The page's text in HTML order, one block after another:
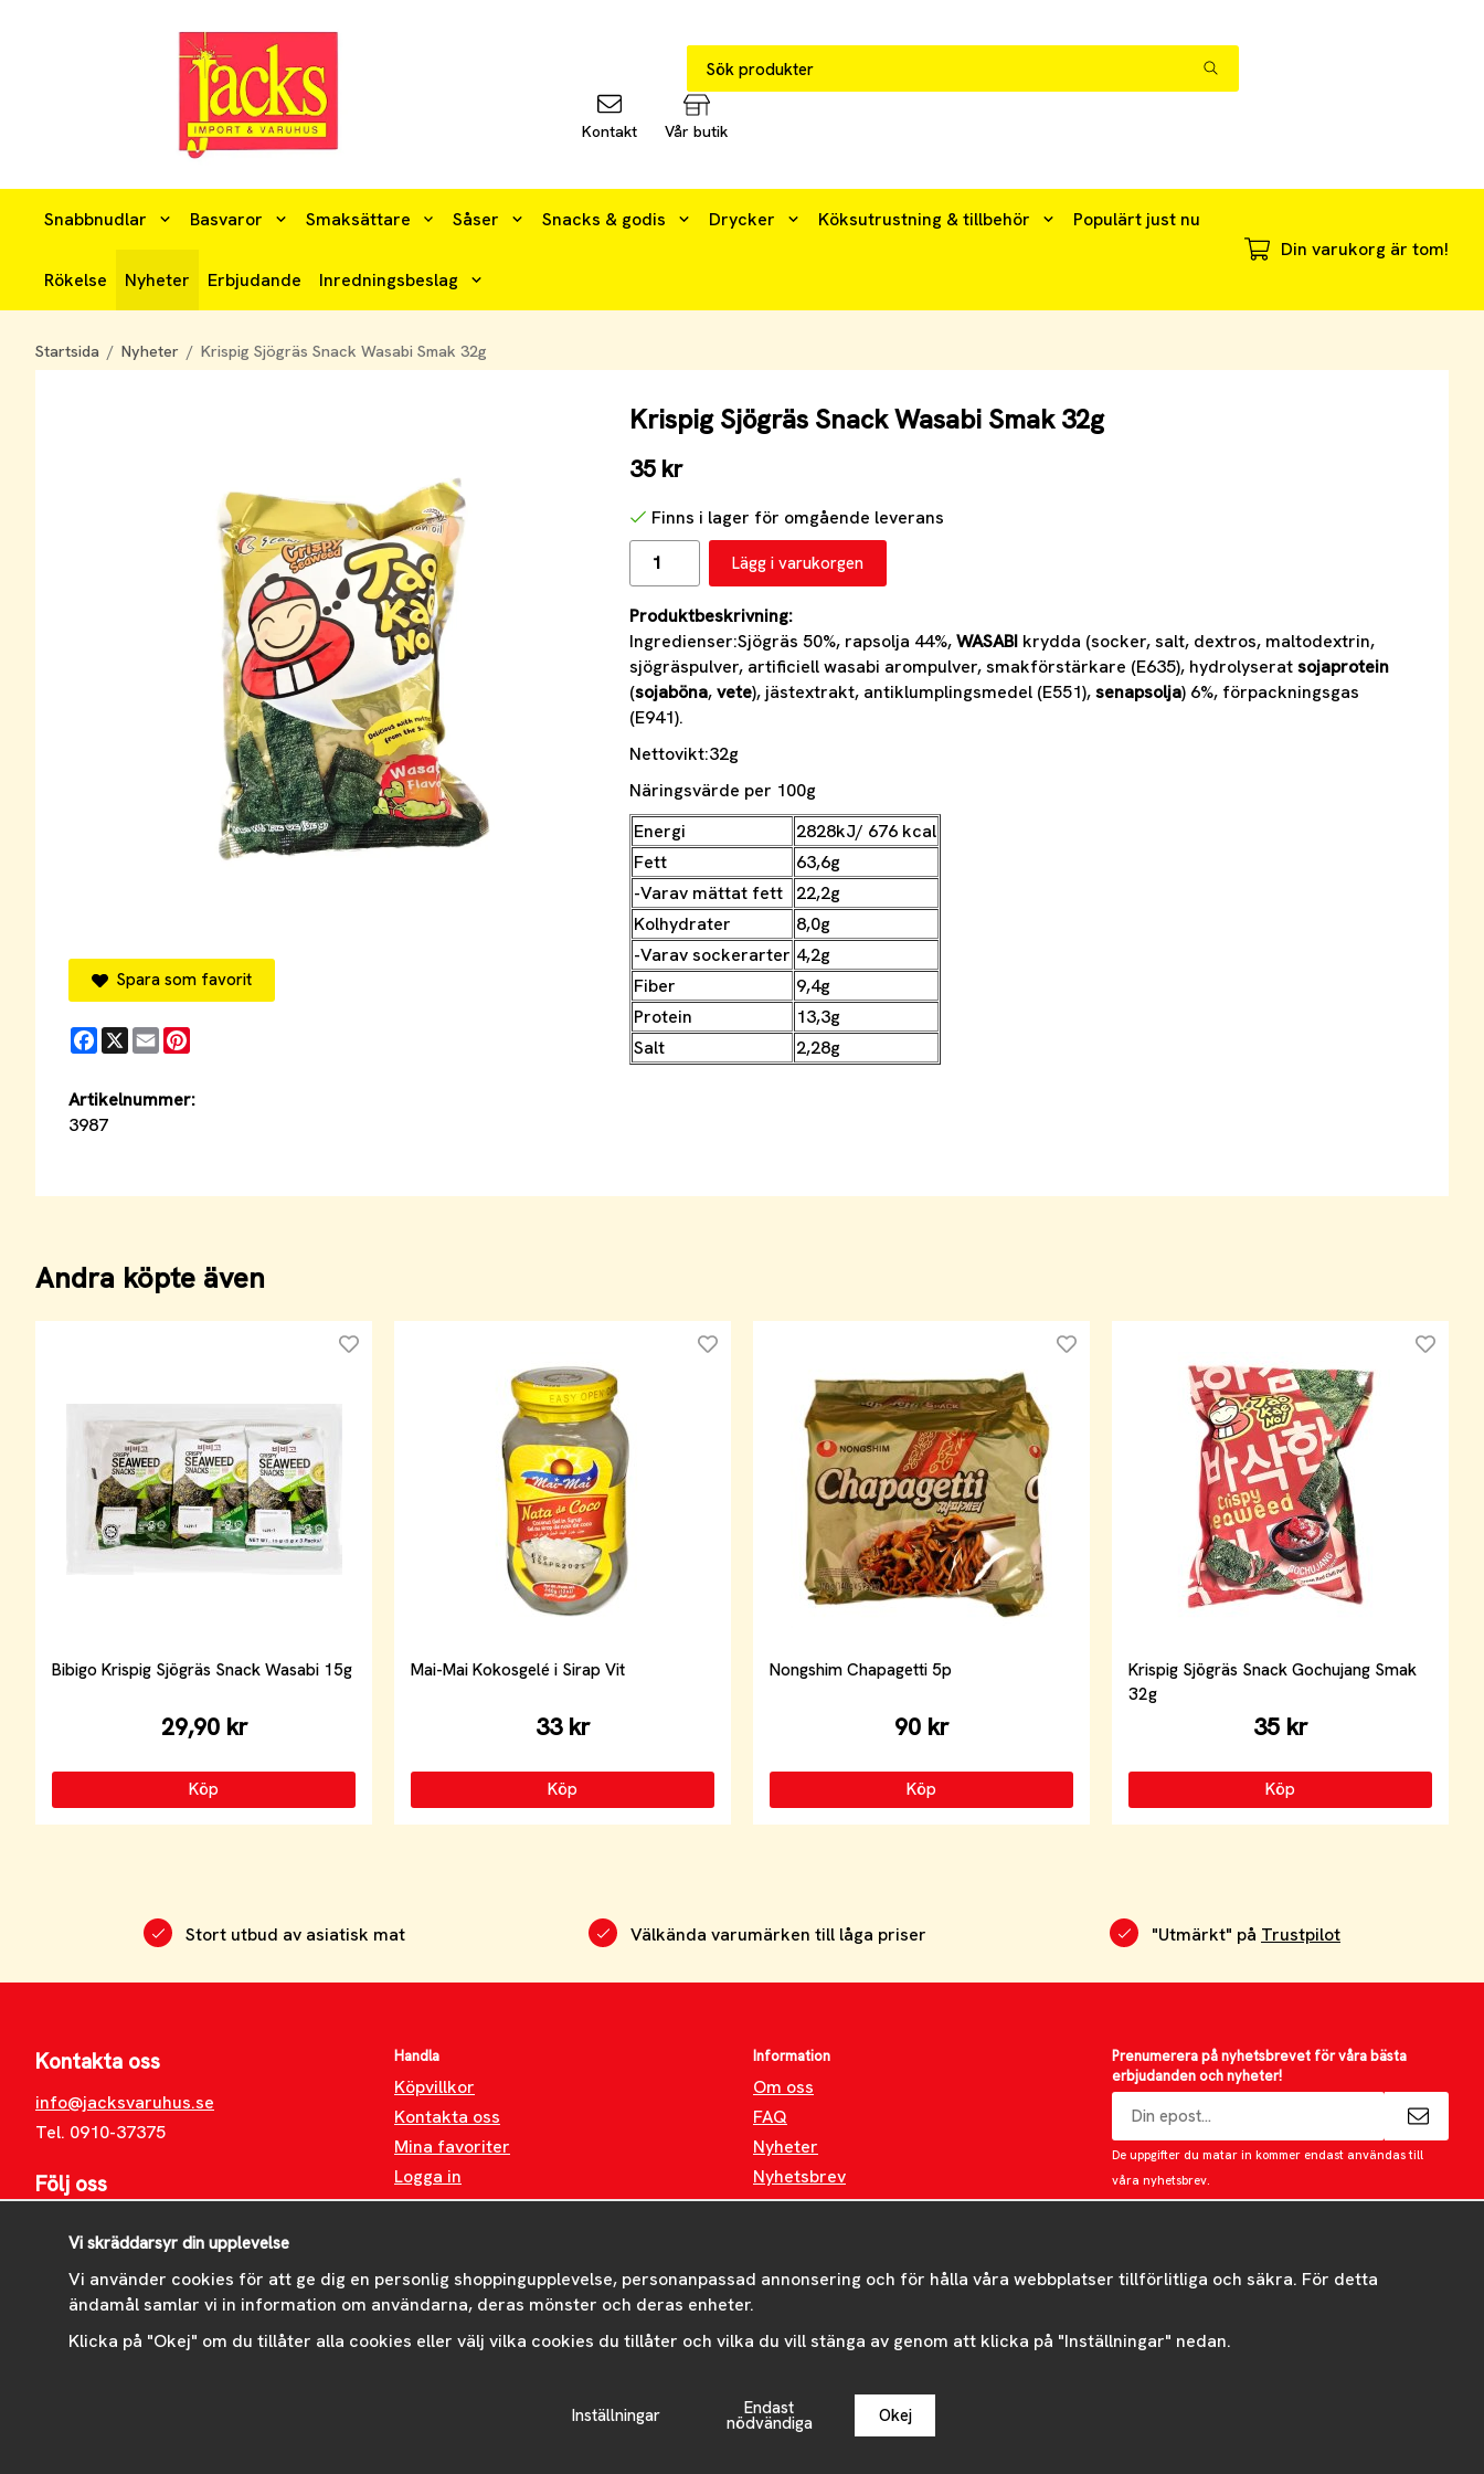
Kontakt Vår butik
Snabbnudlar Basvaror Smaksättare Såser Snacks & godis Drycker Köksutrustning & tillbehör Populärt just nu
Rökelse Nyheter Erbjudande Inredningsbeslag
Din varukorg är tom!
Startsida / Nyheter / Krispig Sjögräs Snack Wasabi Smak 32g
Krispig Sjögräs Snack Wasabi Smak 32g
35 kr
Finns i lager för omgående leverans
Lägg i varukorgen
Produktbeskrivning:
Ingredienser:Sjögräs 50%, rapsolja 44%,WASABI krydda (socker, salt, dextros, maltodextrin,
sjögräspulver, artificiell wasabi arompulver, smakförstärkare (E635), hydrolyseratsojaprotein
(sojaböna,vete), jästextrakt, antiklumplingsmedel (E551),senapsolja) 6%, förpackningsgas
(E941).
Nettovikt:32g
Näringsvärde per 100g
Energi
2828kJ/ 676 kcal
Fett
63,6g
-Varav mättat fett
22,2g
Kolhydrater
8,0g
-Varav sockerarter 4,2g
Fiber
9,4g
Protein
13,3g
Salt
2,28g
Spara som favorit
Facebook
X Email
Artikelnummer:
3987
Andra köpte även
Bibigo Krispig Sjögräs Snack Wasabi 15g
29,90 kr
Köp
Mai-Mai Kokosgelé i Sirap Vit
33 kr
Köp
Nongshim Chapagetti 5p
90 kr
Köp
Krispig Sjögräs Snack Gochujang Smak
32g
35 kr
Köp
Stort utbud av asiatisk mat Välkända varumärken till låga priser "Utmärkt" på Trustpilot
Kontakta oss
info@jacksvaruhus.se
Tel. 0910-37375
Följ oss
Instagram
Handla
Köpvillkor
Kontakta oss
Mina favoriter
Logga in
Information
Om oss
FAQ
Nyheter
Nyhetsbrev
Om cookies
Prenumerera på nyhetsbrevet för våra bästa
erbjudanden och nyheter!
postadress
De uppgifter du matar in kommer endast användas till
våra nyhetsbrev.
Drift & produktion:Wikinggruppen
Vi skräddarsyr din upplevelse
Vi använder cookies för att ge dig en personlig shoppingupplevelse, personanpassad annonsering och för hålla våra webbplatser tillförlitliga och säkra. För detta
ändamål samlar vi in information om användarna, deras mönster och deras enheter.
Klicka på "Okej" om du tillåter alla cookies eller välj vilka cookies du tillåter och vilka du vill stänga av genom att klicka på "Inställningar" nedan.
Inställningar Endast
nödvändiga Okej